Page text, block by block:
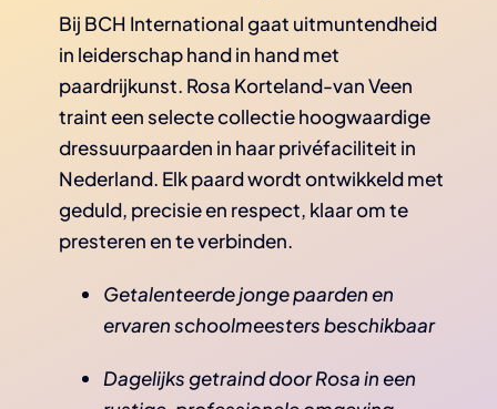
Bij BCH International gaat uitmuntendheid
in leiderschap hand in hand met
paardrijkunst. Rosa Korteland-van Veen
traint een selecte collectie hoogwaardige
dressuurpaarden in haar privéfaciliteit in
Nederland. Elk paard wordt ontwikkeld met
geduld, precisie en respect, klaar om te
presteren en te verbinden.
Getalenteerde jonge paarden en
ervaren schoolmeesters beschikbaar
Dagelijks getraind door Rosa in een